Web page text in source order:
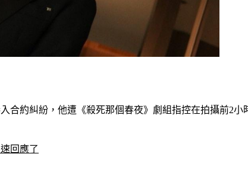
合約糾紛，他遭《殺死那個春夜》劇組指控在拍攝前2
回應了